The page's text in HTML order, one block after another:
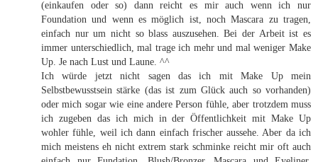
(einkaufen oder so) dann reicht es mir auch wenn ich nur
Foundation und wenn es möglich ist, noch Mascara zu tragen,
einfach nur um nicht so blass auszusehen. Bei der Arbeit ist es
immer unterschiedlich, mal trage ich mehr und mal weniger Make
Up. Je nach Lust und Laune. ^^
Ich würde jetzt nicht sagen das ich mit Make Up mein
Selbstbewusstsein stärke (das ist zum Glück auch so vorhanden)
oder mich sogar wie eine andere Person fühle, aber trotzdem muss
ich zugeben das ich mich in der Öffentlichkeit mit Make Up
wohler fühle, weil ich dann einfach frischer aussehe. Aber da ich
mich meistens eh nicht extrem stark schminke reicht mir oft auch